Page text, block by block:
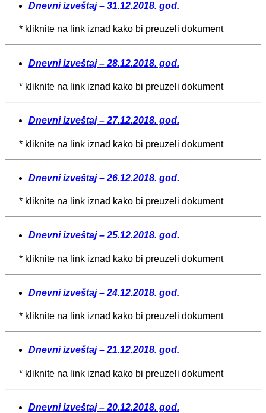
Dnevni izveštaj – 31.12.2018. god.
* kliknite na link iznad kako bi preuzeli dokument
Dnevni izveštaj – 28.12.2018. god.
* kliknite na link iznad kako bi preuzeli dokument
Dnevni izveštaj – 27.12.2018. god.
* kliknite na link iznad kako bi preuzeli dokument
Dnevni izveštaj – 26.12.2018. god.
* kliknite na link iznad kako bi preuzeli dokument
Dnevni izveštaj – 25.12.2018. god.
* kliknite na link iznad kako bi preuzeli dokument
Dnevni izveštaj – 24.12.2018. god.
* kliknite na link iznad kako bi preuzeli dokument
Dnevni izveštaj – 21.12.2018. god.
* kliknite na link iznad kako bi preuzeli dokument
Dnevni izveštaj – 20.12.2018. god.